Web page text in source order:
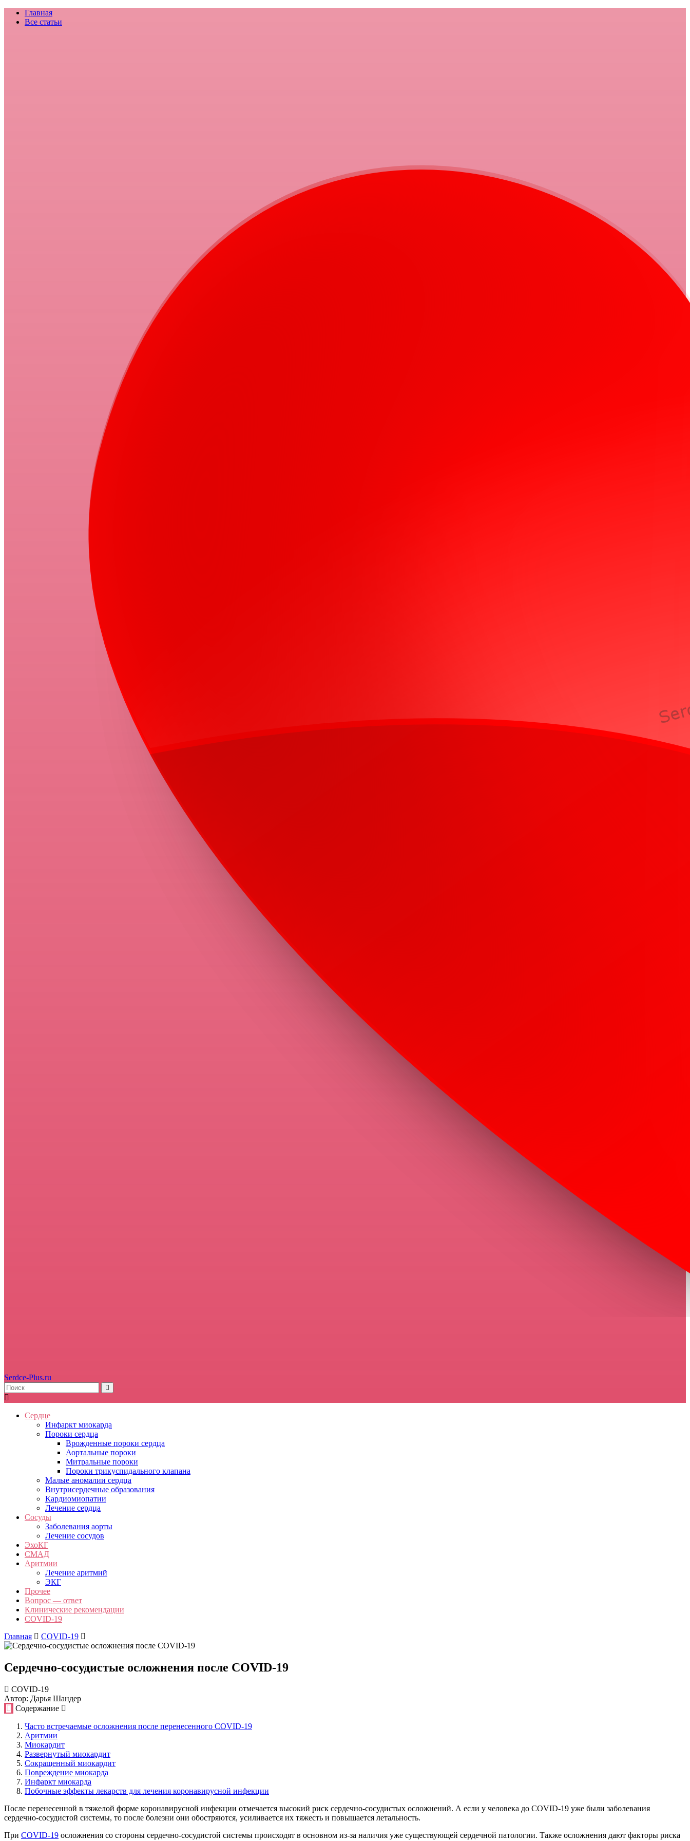
Главная
Все статьи
Serdce-Plus.ru
Сердце
Инфаркт миокарда
Пороки сердца
Врожденные пороки сердца
Аортальные пороки
Митральные пороки
Пороки трикуспидального клапана
Малые аномалии сердца
Внутрисердечные образования
Кардиомиопатии
Лечение сердца
Сосуды
Заболевания аорты
Лечение сосудов
ЭхоКГ
СМАД
Аритмии
Лечение аритмий
ЭКГ
Прочее
Вопрос — ответ
Клинические рекомендации
COVID-19
Главная
COVID-19
Сердечно-сосудистые осложнения после COVID-19
COVID-19
Автор: Дарья Шандер
Содержание
Часто встречаемые осложнения после перенесенного COVID-19
Аритмии
Миокардит
Развернутый миокардит
Сокращенный миокардит
Повреждение миокарда
Инфаркт миокарда
Побочные эффекты лекарств для лечения коронавирусной инфекции
После перенесенной в тяжелой форме коронавирусной инфекции отмечается высокий риск сердечно-сосудистых осложнений. А если у человека до COVID-19 уже были заболевания
сердечно-сосудистой системы, то после болезни они обостряются, усиливается их тяжесть и повышается летальность.
При COVID-19 осложнения со стороны сердечно-сосудистой системы происходят в основном из-за наличия уже существующей сердечной патологии. Также осложнения дают факторы риска